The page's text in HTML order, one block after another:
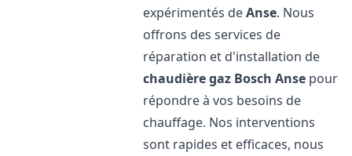
expérimentés deAnse. Nous
offrons des services de
réparation et d'installation de
chaudière gaz Bosch Anse pour
répondre à vos besoins de
chauffage. Nos interventions
sont rapides et efficaces, nous